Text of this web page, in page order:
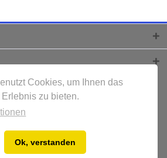
Cookies, um Ihnen das
zu bieten.
Ok, verstanden
Mehrwertsteuer und zzgl.
ausschließlich für Versand innerhalb
Versandkosten